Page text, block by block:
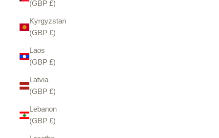
(GBP £)
Kyrgyzstan
(GBP £)
Laos
(GBP £)
Latvia
(GBP £)
Lebanon
(GBP £)